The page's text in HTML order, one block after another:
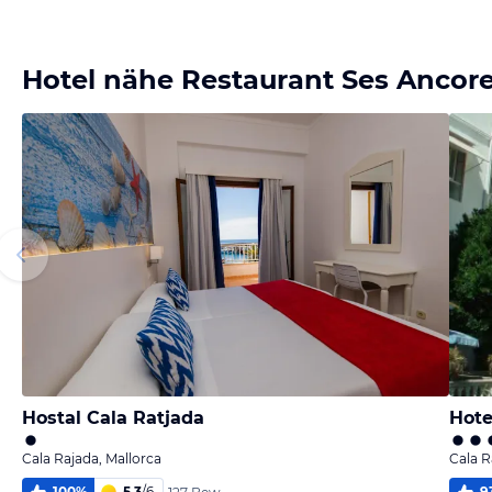
Hotel nähe Restaurant Ses
Hostal Cala Ratjada
Cala Rajada, Mallorca
Cala